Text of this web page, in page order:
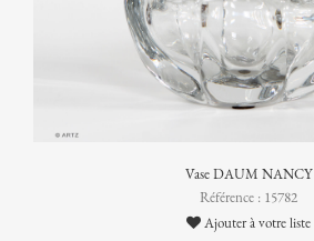
Vase DAUM NANCY
Référence : 15782
Ajouter à votre liste